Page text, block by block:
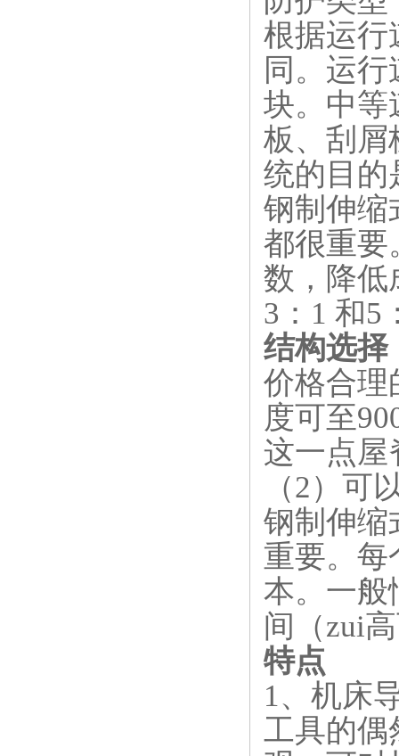
根据运行
同。运
块。中等
板、刮屑
统的目的
钢制伸缩
都很重要
数，降低
3：1 和5
结构选择
价格合理
度可至
这一点屋
（2）可
钢制伸缩
重要。每
本。一般
间（zui
特点
1、机床
工具的偶